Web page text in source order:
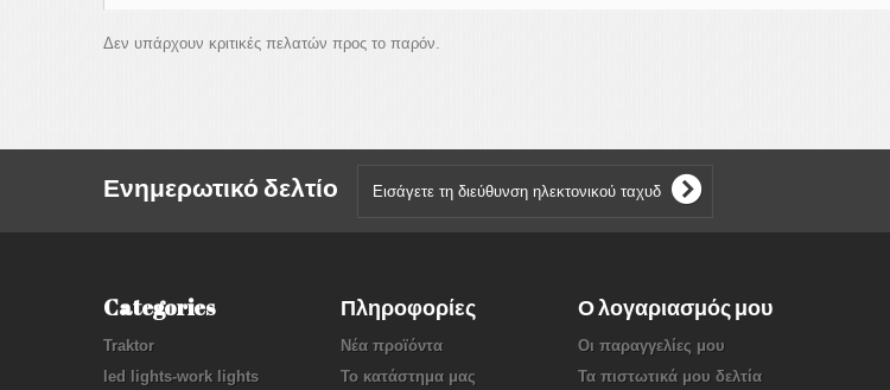
Δεν υπάρχουν κριτικές πελατών προς το παρόν.
Ενημερωτικό δελτίο
Categories
Traktor
led lights-work lights
Πληροφορίες
Νέα προϊόντα
Το κατάστημα μας
Ο λογαριασμός μου
Οι παραγγελίες μου
Τα πιστωτικά μου δελτία